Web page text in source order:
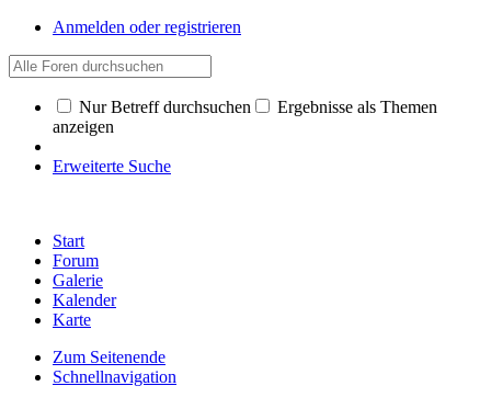
Anmelden oder registrieren
Nur Betreff durchsuchen
Ergebnisse als Themen
anzeigen
Erweiterte Suche
Start
Forum
Galerie
Kalender
Karte
Zum Seitenende
Schnellnavigation